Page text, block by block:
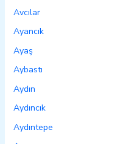
Avcılar
Ayancık
Ayaş
Aybastı
Aydın
Aydıncık
Aydıntepe